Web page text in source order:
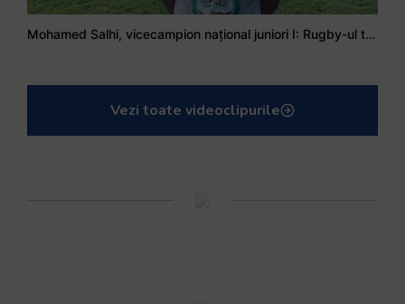
Mohamed Salhi, vicecampion național juniori I: Rugby-ul te învață să accepți și înfrângerile
Vezi toate videoclipurile